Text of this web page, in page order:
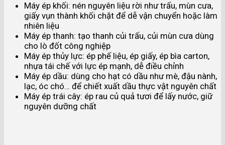
Máy ép khối: nén nguyên liệu rời như trấu, mùn cưa,
giấy vụn thành khối chặt để dễ vận chuyển hoặc làm
nhiên liệu
Máy ép thanh: tạo thanh củi trấu, củi mùn cưa dùng
cho lò đốt công nghiệp
Máy ép thủy lực: ép phế liệu, ép giấy, ép bìa carton,
nhựa tái chế với lực ép mạnh, dễ điều chỉnh
Máy ép dầu: dùng cho hạt có dầu như mè, đậu nành,
lạc, óc chó… để chiết xuất dầu thực vật nguyên chất
Máy ép trái cây: ép rau củ quả tươi để lấy nước, giữ
nguyên dưỡng chất